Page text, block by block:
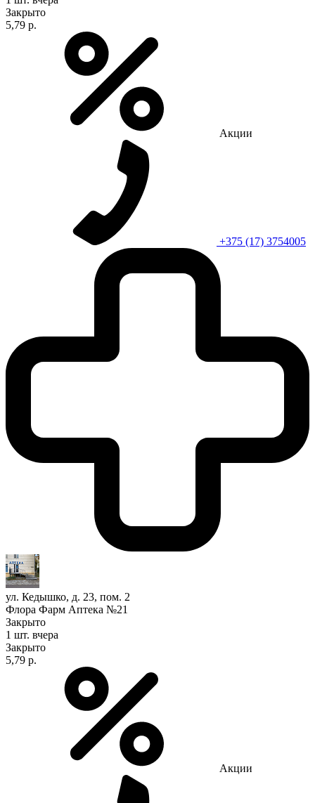
Закрыто
5,79 р.
Акции
+375 (17) 3754005
ул. Кедышко, д. 23, пом. 2
Флора Фарм Аптека №21
Закрыто
1 шт. вчера
Закрыто
5,79 р.
Акции